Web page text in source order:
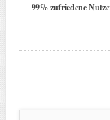
99% zufriedene